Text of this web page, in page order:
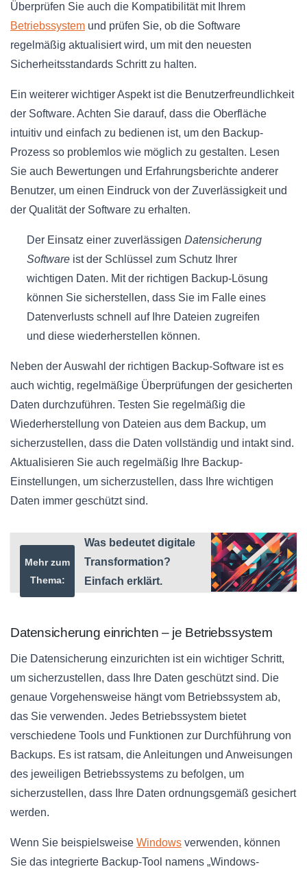
Überprüfen Sie auch die Kompatibilität mit Ihrem
Betriebssystem und prüfen Sie, ob die Software
regelmäßig aktualisiert wird, um mit den neuesten
Sicherheitsstandards Schritt zu halten.
Ein weiterer wichtiger Aspekt ist die Benutzerfreundlichkeit
der Software. Achten Sie darauf, dass die Oberfläche
intuitiv und einfach zu bedienen ist, um den Backup-
Prozess so problemlos wie möglich zu gestalten. Lesen
Sie auch Bewertungen und Erfahrungsberichte anderer
Benutzer, um einen Eindruck von der Zuverlässigkeit und
der Qualität der Software zu erhalten.
Der Einsatz einer zuverlässigen Datensicherung
Software ist der Schlüssel zum Schutz Ihrer
wichtigen Daten. Mit der richtigen Backup-Lösung
können Sie sicherstellen, dass Sie im Falle eines
Datenverlusts schnell auf Ihre Dateien zugreifen
und diese wiederherstellen können.
Neben der Auswahl der richtigen Backup-Software ist es
auch wichtig, regelmäßige Überprüfungen der gesicherten
Daten durchzuführen. Testen Sie regelmäßig die
Wiederherstellung von Dateien aus dem Backup, um
sicherzustellen, dass die Daten vollständig und intakt sind.
Aktualisieren Sie auch regelmäßig Ihre Backup-
Einstellungen, um sicherzustellen, dass Ihre wichtigen
Daten immer geschützt sind.
Mehr zum
Thema:
Was bedeutet digitale
Transformation?
Einfach erklärt.
Datensicherung einrichten – je Betriebssystem
Die Datensicherung einzurichten ist ein wichtiger Schritt,
um sicherzustellen, dass Ihre Daten geschützt sind. Die
genaue Vorgehensweise hängt vom Betriebssystem ab,
das Sie verwenden. Jedes Betriebssystem bietet
verschiedene Tools und Funktionen zur Durchführung von
Backups. Es ist ratsam, die Anleitungen und Anweisungen
des jeweiligen Betriebssystems zu befolgen, um
sicherzustellen, dass Ihre Daten ordnungsgemäß gesichert
werden.
Wenn Sie beispielsweise Windows verwenden, können
Sie das integrierte Backup-Tool namens „Windows-